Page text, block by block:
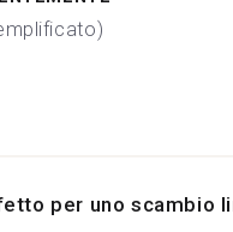
per uno scambio